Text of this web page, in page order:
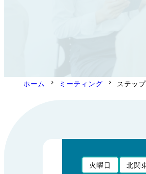
ホーム ミーティング ステッ
火曜日 北関